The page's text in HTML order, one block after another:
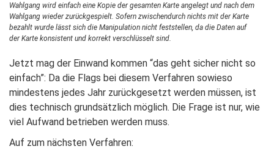
Wahlgang wird einfach eine Kopie der gesamten Karte angelegt und nach dem
Wahlgang wieder zurückgespielt. Sofern zwischendurch nichts mit der Karte
bezahlt wurde lässt sich die Manipulation nicht feststellen, da die Daten auf
der Karte konsistent und korrekt verschlüsselt sind.
Jetzt mag der Einwand kommen “das geht sicher nicht so
einfach”: Da die Flags bei diesem Verfahren sowieso
mindestens jedes Jahr zurückgesetzt werden müssen, ist
dies technisch grundsätzlich möglich. Die Frage ist nur, wie
viel Aufwand betrieben werden muss.
Auf zum nächsten Verfahren: